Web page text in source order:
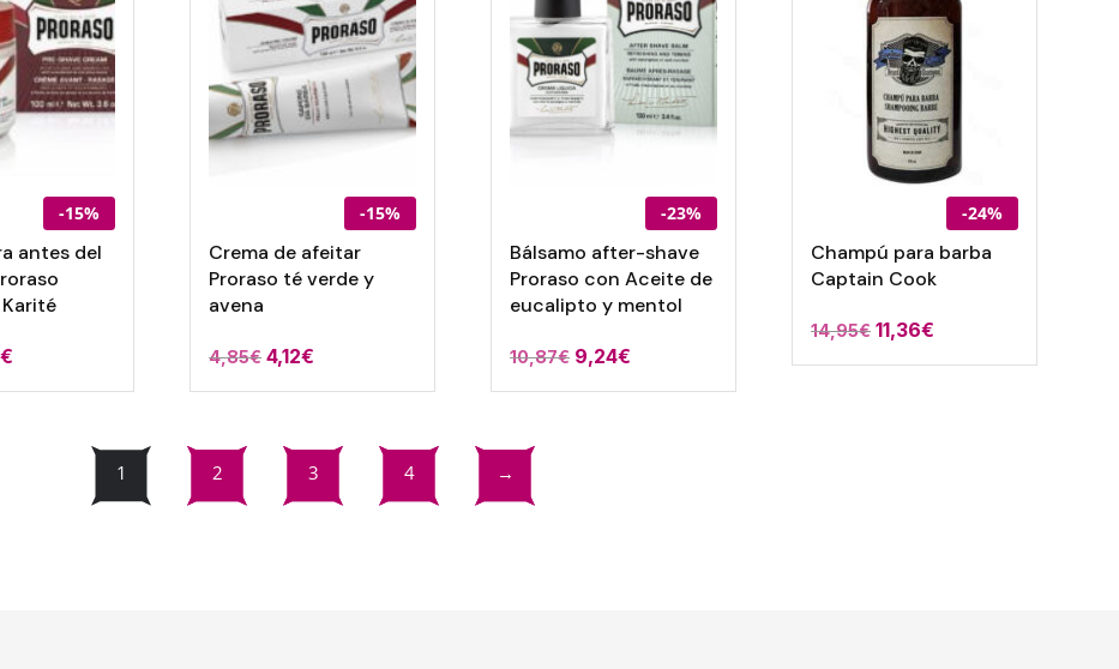
-15%
antes del
€
-15%
Crema de afeitar
Proraso té verde y
avena
4,85€ 4,12€
-23%
Bálsamo after-shave
Proraso con Aceite de
eucalipto y mentol
10,87€ 9,24€
-24%
Champú para barba
Captain Cook
14,95€ El
precio
11,36€
precio
1
2 3 4 →